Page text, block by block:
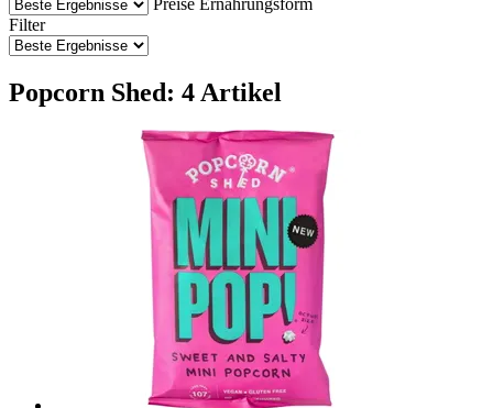
Filter
Popcorn Shed: 4 Artikel